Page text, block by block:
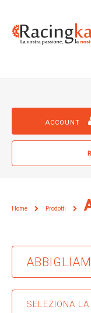
ACCOUNT
Home Prodotti